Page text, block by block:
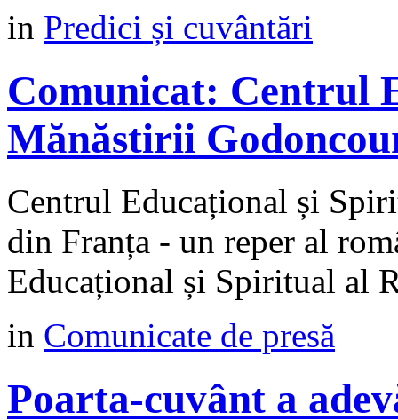
in Predici și cuvântări
Comunicat: Centrul
Mănăstirii
Centrul Educațional și
din Franța - un reper al
Educațional și Spiritual al
in Comunicate de presă
Poarta-cuvânt a